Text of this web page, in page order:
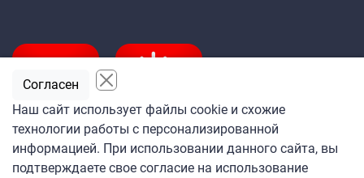
Подпишитесь
на ежедневную рассылку
Наш сайт использует файлы cookie и схожие
технологии работы с персонализированной
информацией. При использовании данного сайта, вы
подтверждаете свое согласие на использование
Согласен